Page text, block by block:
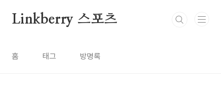
Linkberry 스포츠
홈 태그 방명록